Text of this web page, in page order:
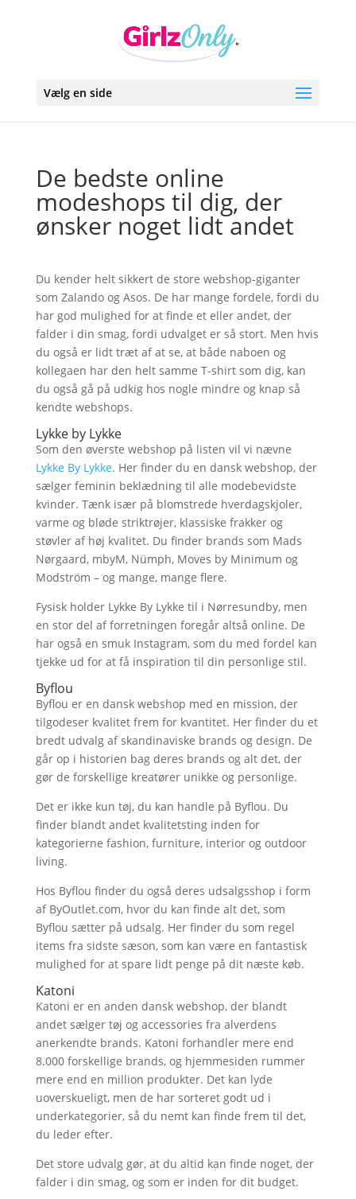
Vælg en side
De bedste online
modeshops til dig, der
ønsker noget lidt andet
Du kender helt sikkert de store webshop-giganter
som Zalando og Asos. De har mange fordele, fordi du
har god mulighed for at finde et eller andet, der
falder i din smag, fordi udvalget er så stort. Men hvis
du også er lidt træt af at se, at både naboen og
kollegaen har den helt samme T-shirt som dig, kan
du også gå på udkig hos nogle mindre og knap så
kendte webshops.
Lykke by Lykke
Som den øverste webshop på listen vil vi nævne
Lykke By Lykke. Her finder du en dansk webshop, der
sælger feminin beklædning til alle modebevidste
kvinder. Tænk især på blomstrede hverdagskjoler,
varme og bløde striktrøjer, klassiske frakker og
støvler af høj kvalitet. Du finder brands som Mads
Nørgaard, mbyM, Nümph, Moves by Minimum og
Modström – og mange, mange flere.
Fysisk holder Lykke By Lykke til i Nørresundby, men
en stor del af forretningen foregår altså online. De
har også en smuk Instagram, som du med fordel kan
tjekke ud for at få inspiration til din personlige stil.
Byflou
Byflou er en dansk webshop med en mission, der
tilgodeser kvalitet frem for kvantitet. Her finder du et
bredt udvalg af skandinaviske brands og design. De
går op i historien bag deres brands og alt det, der
gør de forskellige kreatører unikke og personlige.
Det er ikke kun tøj, du kan handle på Byflou. Du
finder blandt andet kvalitetsting inden for
kategorierne fashion, furniture, interior og outdoor
living.
Hos Byflou finder du også deres udsalgsshop i form
af ByOutlet.com, hvor du kan finde alt det, som
Byflou sætter på udsalg. Her finder du som regel
items fra sidste sæson, som kan være en fantastisk
mulighed for at spare lidt penge på dit næste køb.
Katoni
Katoni er en anden dansk webshop, der blandt
andet sælger tøj og accessories fra alverdens
anerkendte brands. Katoni forhandler mere end
8.000 forskellige brands, og hjemmesiden rummer
mere end en million produkter. Det kan lyde
uoverskueligt, men de har sorteret godt ud i
underkategorier, så du nemt kan finde frem til det,
du leder efter.
Det store udvalg gør, at du altid kan finde noget, der
falder i din smag, og som er inden for dit budget.